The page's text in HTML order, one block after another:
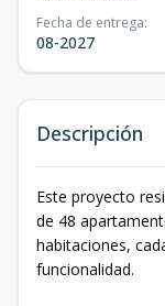
Fecha de entrega:
08-2027
Descripción
Este proyecto
de 48
habitaciones,
funcionalidad.